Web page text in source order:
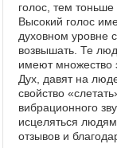
голос, тем
Высокий голос
духовном уровне
возвышать. Те
имеют множество
Дух, давят на
свойство
вибрационного
исцеляться
отзывов и